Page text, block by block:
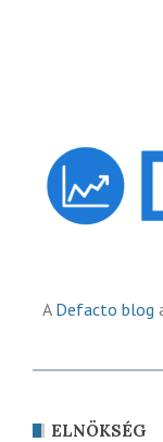
A Defacto blog
ELNÖKSÉG